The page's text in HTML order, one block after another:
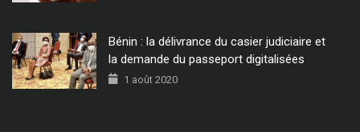
Bénin : la délivrance du casier judiciaire et
la demande du passeport digitalisées
1 août 2020